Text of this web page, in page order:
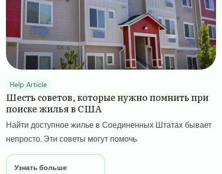
Help Article
Шесть советов, которые нужно помнить при
поиске жилья в США
Найти доступное жилье в Соединенных Штатах бывает
непросто. Эти советы могут помочь.
Узнать больше